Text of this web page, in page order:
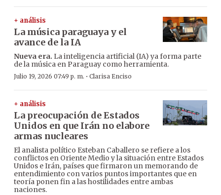
+ análisis
La música paraguaya y el
avance de la IA
Nueva era. La inteligencia artificial (IA) ya forma parte
de la música en Paraguay como herramienta.
Julio 19, 2026 07:49 p. m. · Clarisa Enciso
+ análisis
La preocupación de Estados
Unidos en que Irán no elabore
armas nucleares
El analista político Esteban Caballero se refiere a los
conflictos en Oriente Medio y la situación entre Estados
Unidos e Irán, países que firmaron un memorando de
entendimiento con varios puntos importantes que en
teoría ponen fin a las hostilidades entre ambas
naciones.